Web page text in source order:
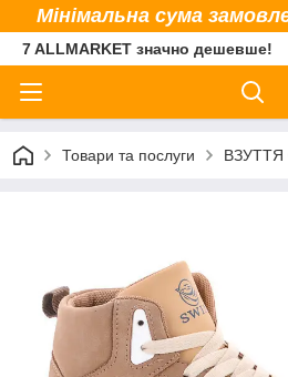
Мінімальна сума
7 ALLMARKET значно дешевше!
Товари та послуги